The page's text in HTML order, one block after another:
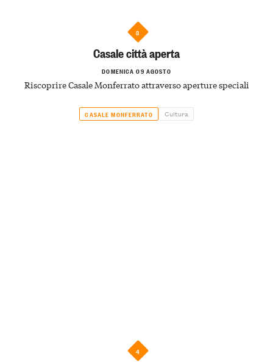
3
Casale città aperta
DOMENICA 09 AGOSTO
Riscoprire Casale Monferrato attraverso aperture speciali
CASALE MONFERRATO Cultura
4